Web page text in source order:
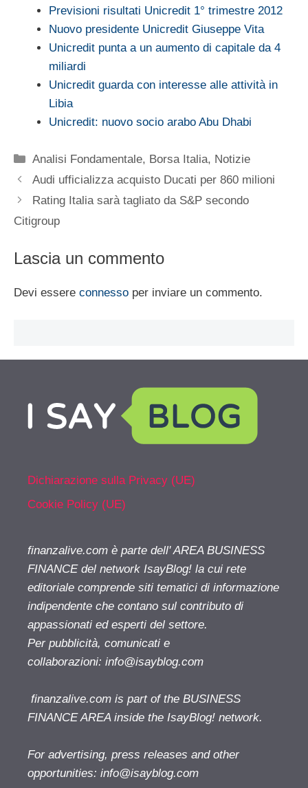
Previsioni risultati Unicredit 1° trimestre 2012
Nuovo presidente Unicredit Giuseppe Vita
Unicredit punta a un aumento di capitale da 4
miliardi
Unicredit guarda con interesse alle attività in
Libia
Unicredit: nuovo socio arabo Abu Dhabi
Categorie
Analisi Fondamentale, Borsa Italia, Notizie
Audi ufficializza acquisto Ducati per 860 milioni
Rating Italia sarà tagliato da S&P secondo
Citigroup
Lascia un commento
Devi essere connesso per inviare un commento.
Dichiarazione sulla Privacy (UE)
Cookie Policy (UE)
finanzalive.com è parte dell' AREA BUSINESS
FINANCE del network IsayBlog! la cui rete
editoriale comprende siti tematici di informazione
indipendente che contano sul contributo di
appassionati ed esperti del settore.
Per pubblicità, comunicati e
collaborazioni: info@isayblog.com
finanzalive.com is part of the BUSINESS
FINANCE AREA inside the IsayBlog! network.
For advertising, press releases and other
opportunities: info@isayblog.com